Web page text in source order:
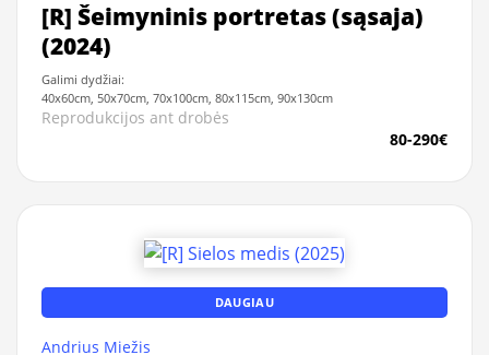
[R] Šeimyninis portretas (sąsaja)
(2024)
Galimi dydžiai:
40x60cm, 50x70cm, 70x100cm, 80x115cm, 90x130cm
Reprodukcijos ant drobės
80-290€
DAUGIAU
Andrius Miežis